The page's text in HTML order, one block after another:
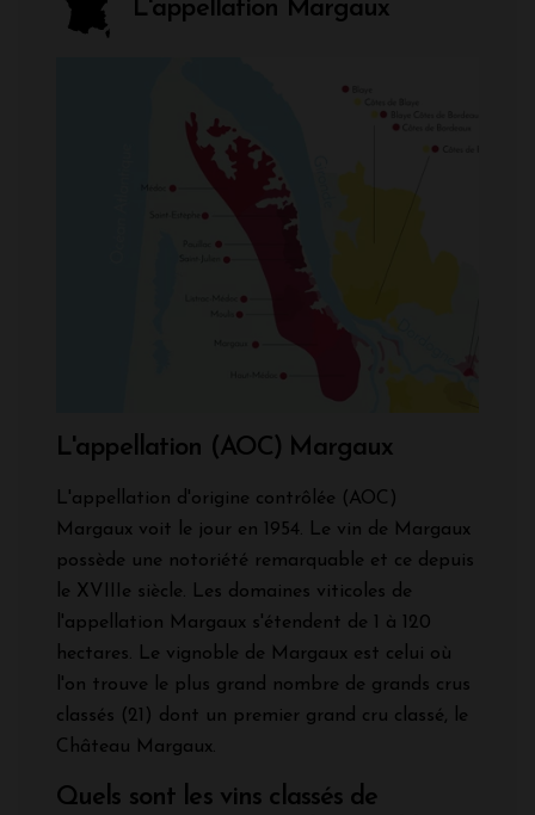
L'appellation Margaux
L'appellation (AOC) Margaux
L'appellation d'origine contrôlée (AOC)
Margaux voit le jour en 1954. Le vin de Margaux
possède une notoriété remarquable et ce depuis
le XVIIIe siècle. Les domaines viticoles de
l'appellation Margaux s'étendent de 1 à 120
hectares. Le vignoble de Margaux est celui où
l'on trouve le plus grand nombre de grands crus
classés (21) dont un premier grand cru classé, le
Château Margaux.
Quels sont les vins classés de